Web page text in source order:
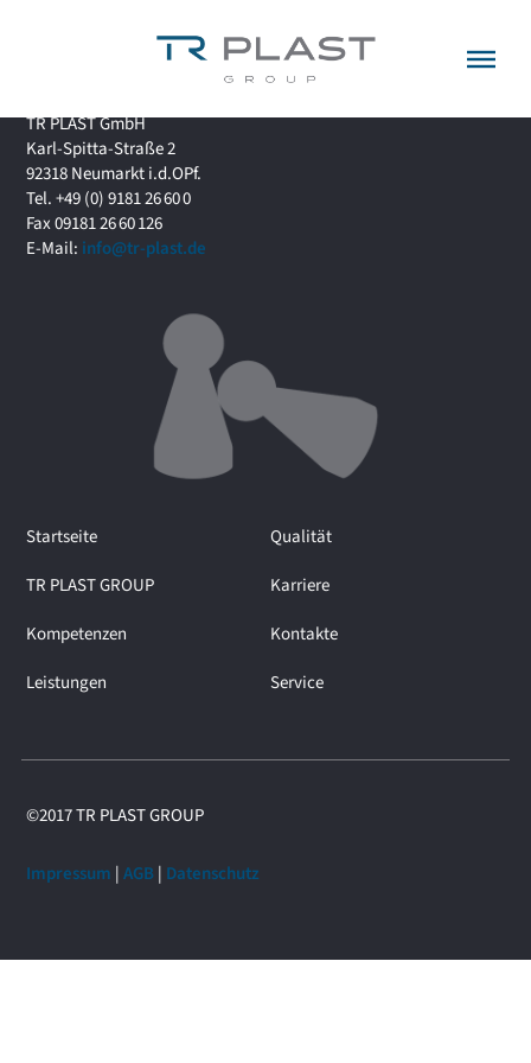
TR PLAST GmbH
Karl-Spitta-Straße 2
92318 Neumarkt i.d.OPf.
Tel. +49 (0) 9181 26 60 0
Fax 09181 26 60 126
E-Mail: info@tr-plast.de
Startseite
TR PLAST GROUP
Kompetenzen
Leistungen
Qualität
Karriere
Kontakte
Service
©2017 TR PLAST GROUP
Impressum |AGB| Datenschutz